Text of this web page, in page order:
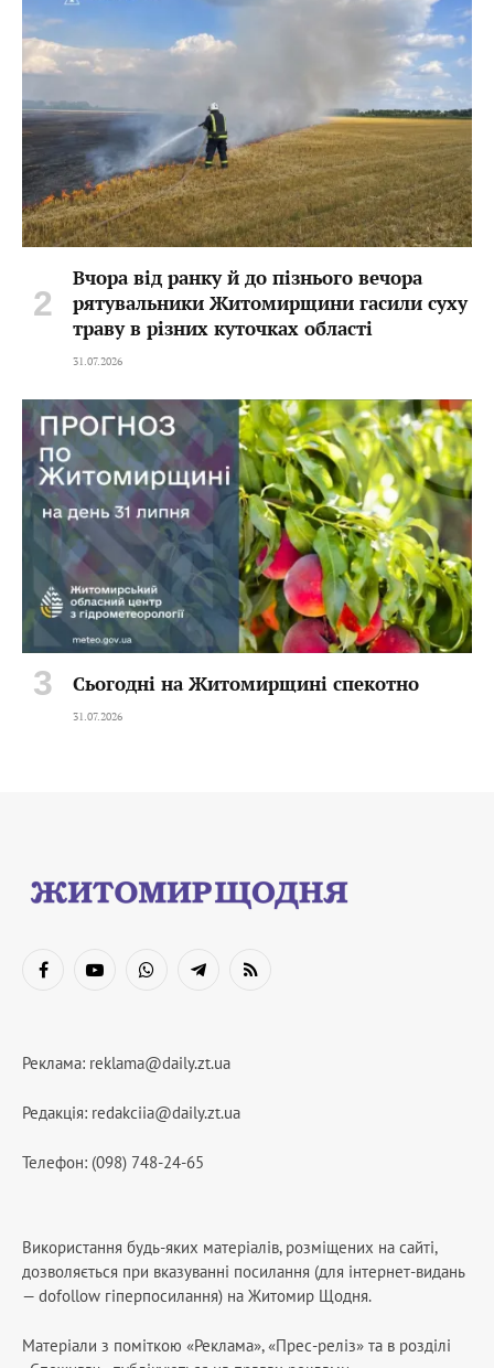
Вчора від ранку й до пізнього вечора
рятувальники Житомирщини гасили суху
траву в різних куточках області
31.07.2026
Сьогодні на Житомирщині спекотно
31.07.2026
FacebookYouTubeWhatsAppTelegramRSS
Реклама: reklama@daily.zt.ua
Редакція: redakciia@daily.zt.ua
Телефон: (098) 748-24-65
Використання будь-яких матеріалів, розміщених на сайті,
дозволяється при вказуванні посилання (для інтернет-видань
— dofollow гіперпосилання) на Житомир Щодня.
Матеріали з поміткою «Реклама», «Прес-реліз» та в розділі